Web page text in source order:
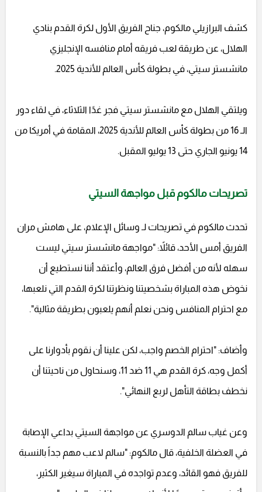
كشف البرازيلي مالكوم، جناح الفريق الأول لكرة القدم بنادي
الهلال، عن طريقة لعب فريقه أمام منافسه الإنجليزي
مانشستر سيتي، في بطولة كأس العالم للأندية 2025.
ويلتقي الهلال مع مانشستر سيتي فجر غدًا الثلاثاء، في لقاء دور
الـ 16 من بطولة كأس العالم للأندية 2025، المقامة في أمريكا من
14 يونيو الجاري حتى 13 يوليو المقبل.
تصريحات مالكوم قبل مواجهة السيتي
تحدث مالكوم في تصريحات لـ وسائل الإعلام، على هامش مران
الفريق أمس الأحد، قائلاً: "مواجهة مانشستر سيتي ليست
سهله لأنه من أفضل فرق العالم، وأعتقد أننا نستطيع أن
نخوض هذه المباراة بشخصيتنا ونظرتنا لكرة القدم التي نلعبها،
مع احترام المنافس ونحن نعلم أنهم يلعبون بطريقة مثالية".
وأضاف: "احترام الخصم واجب، لكن علينا أن نقوم بأدوارنا على
أكمل وجه، كرة القدم هي 11 ضد 11، وسنحاول من ناحيتنا أن
نخطف بطاقة التأهل لربع النهائي".
وعن غياب سالم الدوسري عن مواجهة السيتي بداعي الإصابة
في العضلة الخلفية، قال مالكوم: "سالم لاعب مهم جداً بالنسبة
للفريق فهو القائد، وعدم تواجده في المباراة سيغير الكثير،